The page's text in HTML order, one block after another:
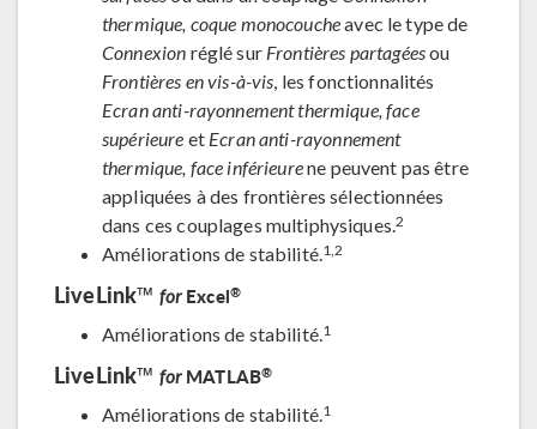
thermique, coque monocoucheavec le type de
Connexion réglé sur Frontières partagéesou
Frontières en vis-à-vis, les fonctionnalités
Ecran anti-rayonnement thermique, face
supérieure et Ecran anti-rayonnement
thermique, face inférieurene peuvent pas être
appliquées à des frontières sélectionnées
dans ces couplages multiphysiques.2
Améliorations de stabilité.1,2
LiveLink™ forExcel®
Améliorations de stabilité.1
LiveLink™ forMATLAB®
Améliorations de stabilité.1